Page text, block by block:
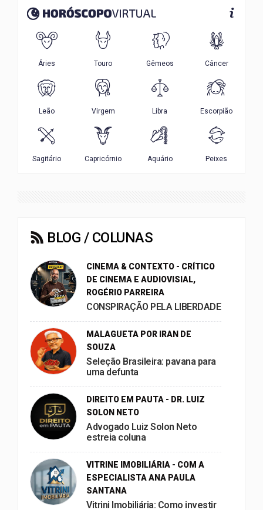
BLOG / COLUNAS
CINEMA & CONTEXTO - CRÍTICO
DE CINEMA E AUDIOVISIAL,
ROGÉRIO PARREIRA
CONSPIRAÇÃO PELA LIBERDADE
MALAGUETA POR IRAN DE
SOUZA
Seleção Brasileira: pavana para
uma defunta
DIREITO EM PAUTA - DR. LUIZ
SOLON NETO
Advogado Luiz Solon Neto
estreia coluna
VITRINE IMOBILIÁRIA - COM A
ESPECIALISTA ANA PAULA
SANTANA
Vitrini Imobiliária: Como investir